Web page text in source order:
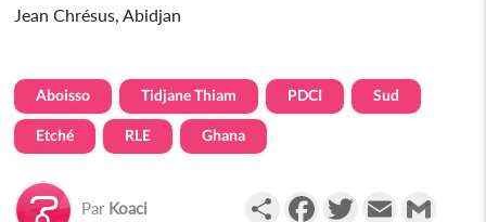
Jean Chrésus, Abidjan
Aboisso Tidjane Thiam PDCI Sud
Etché RLE Ghana
Par Koaci PartagerFacebookTwitterEmail